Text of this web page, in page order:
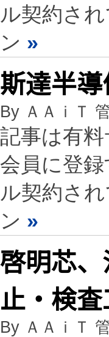
ル契約さ
ン »
斯達半
By ＡＡｉＴ
記事は有
会員に登
ル契約さ
ン »
啓明芯
止・検
By ＡＡｉＴ